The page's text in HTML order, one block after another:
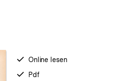
verfügbar
Online lesen
verfügbar
Pdf